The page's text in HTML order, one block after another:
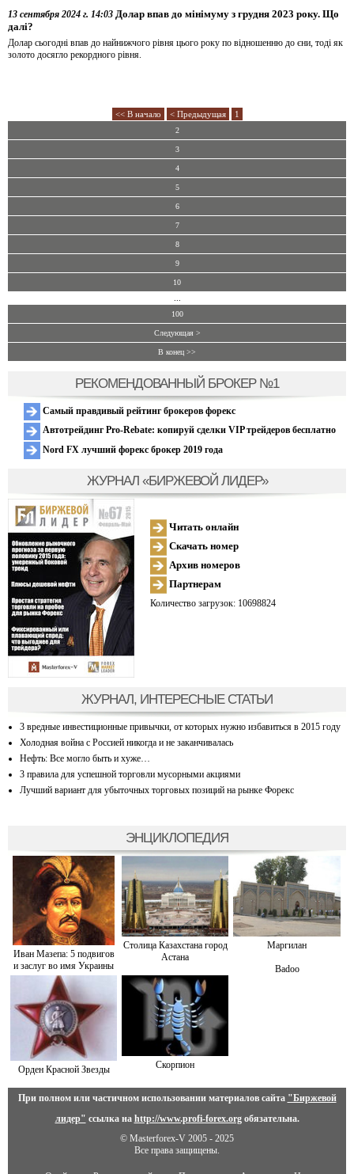
13 сентября 2024 г. 14:03 Долар впав до мінімуму з грудня 2023 року. Що
далі?
Долар сьогодні впав до найнижчого рівня цього року по відношенню до єни, тоді як
золото досягло рекордного рівня.
<< В начало < Предыдущая 1
2
3
4
5
6
7
8
9
10
100
Следующая >
В конец >>
РЕКОМЕНДОВАННЫЙ БРОКЕР №1
Самый правдивый рейтинг брокеров форекс
Автотрейдинг Pro-Rebate: копируй сделки VIP трейдеров бесплатно
Nord FX лучший форекс брокер 2019 года
ЖУРНАЛ «БИРЖЕВОЙ ЛИДЕР»
Читать онлайн
Скачать номер
Архив номеров
Партнерам
Количество загрузок: 10698824
ЖУРНАЛ, ИНТЕРЕСНЫЕ СТАТЬИ
3 вредные инвестиционные привычки, от которых нужно избавиться в 2015 году
Холодная война с Россией никогда и не заканчивалась
Нефть: Все могло быть и хуже…
3 правила для успешной торговли мусорными акциями
Лучший вариант для убыточных торговых позиций на рынке Форекс
ЭНЦИКЛОПЕДИЯ
Иван Мазепа: 5 подвигов
и заслуг во имя Украины
Столица Казахстана город
Астана
Маргилан
Badoo
Орден Красной Звезды Скорпион
При полном или частичном использовании материалов сайта "Биржевой
лидер" ссылка на http://www.profi-forex.orgобязательна.
© Masterforex-V 2005 - 2025
Все права защищены.